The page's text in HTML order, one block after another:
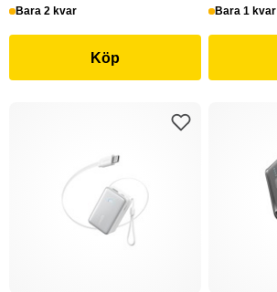
Bara 2 kvar
Köp
Bara 1 kvar